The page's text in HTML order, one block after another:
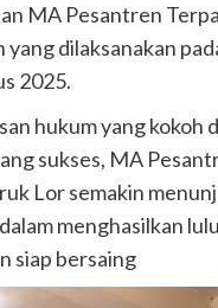
MA Pesantren
yang dilaksanakan
2025.
hukum yang kokoh
sukses, MA
Lor semakin
menghasilkan
siap bersaing